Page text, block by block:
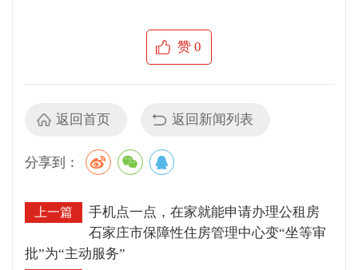
赞0
返回首页 返回新闻列表
分享到：
上一篇
手机点一点，在家就能申请办理公租房
石家庄市保障性住房管理中心变“坐等审
批”为“主动服务”